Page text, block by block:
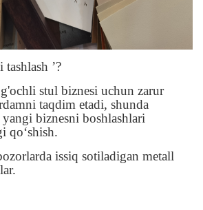
’?
stul biznesi uchun zarur
taqdim etadi, shunda
biznesni boshlashlari
qoʻshish.
issiq sotiladigan metall